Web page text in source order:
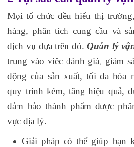
Mọi tổ chức đều hiểu thị
hàng, phân tích cung cầu và
dịch vụ dựa trên đó.Quản lý
trung vào việc đánh giá, giám
động của sản xuất, tối đa hóa
quy trình kém, tăng hiệu quả,
đảm bảo thành phẩm được
vực địa lý.
Giải pháp có thể giúp bạn